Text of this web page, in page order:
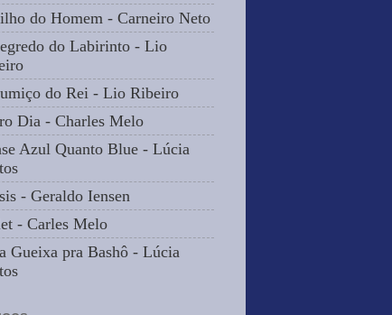
do Homem - Carneiro Neto
do Labirinto - Lio
do Rei - Lio Ribeiro
Dia - Charles Melo
Azul Quanto Blue - Lúcia
- Geraldo Iensen
- Carles Melo
Gueixa pra Bashô - Lúcia